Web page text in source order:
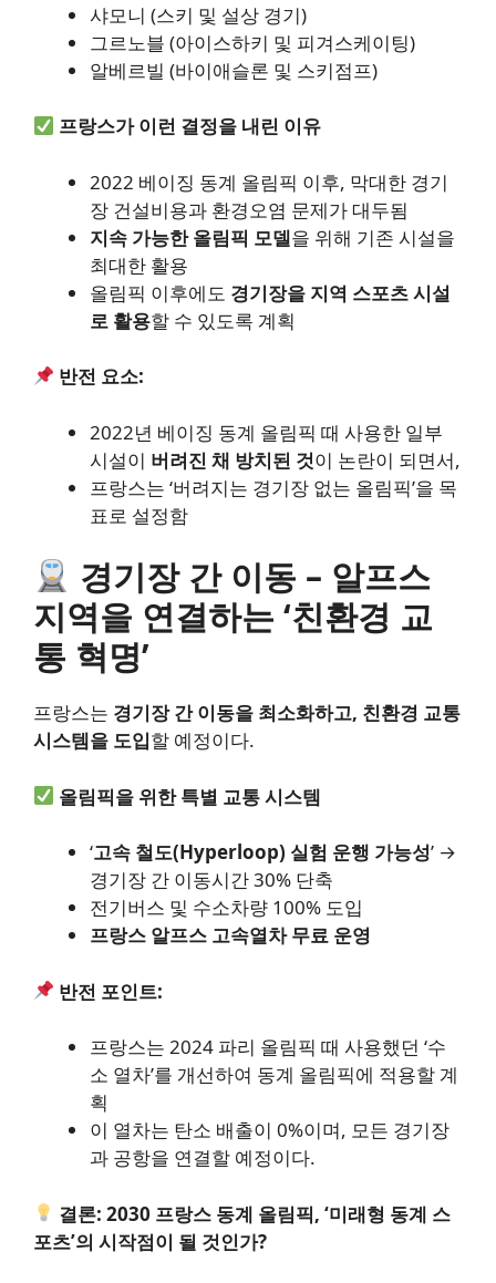
샤모니 (스키 및 설상 경기)
그르노블 (아이스하키 및 피겨스케이팅)
알베르빌 (바이애슬론 및 스키점프)
프랑스가 이런 결정을 내린 이유
2022 베이징 동계 올림픽 이후, 막대한 경기
장 건설비용과 환경오염 문제가 대두됨
지속 가능한 올림픽 모델을 위해 기존 시설을
최대한 활용
올림픽 이후에도 경기장을 지역 스포츠 시설
로 활용할 수 있도록 계획
반전 요소:
2022년 베이징 동계 올림픽 때 사용한 일부
시설이 버려진 채 방치된 것이 논란이 되면서,
프랑스는 ‘버려지는 경기장 없는 올림픽’을 목
표로 설정함
경기장 간 이동 – 알프스
지역을 연결하는 ‘친환경 교
통 혁명’
프랑스는 경기장 간 이동을 최소화하고, 친환경 교통
시스템을 도입할 예정이다.
올림픽을 위한 특별 교통 시스템
‘고속 철도(Hyperloop) 실험 운행 가능성’ →
경기장 간 이동시간 30% 단축
전기버스 및 수소차량 100% 도입
프랑스 알프스 고속열차 무료 운영
반전 포인트:
프랑스는 2024 파리 올림픽 때 사용했던 ‘수
소 열차’를 개선하여 동계 올림픽에 적용할 계
획
이 열차는 탄소 배출이 0%이며, 모든 경기장
과 공항을 연결할 예정이다.
결론: 2030 프랑스 동계 올림픽, ‘미래형 동계 스
포츠’의 시작점이 될 것인가?